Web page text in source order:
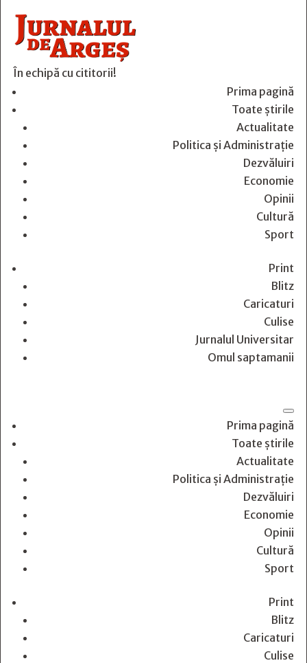
În echipă cu cititorii!
Prima pagină
Toate știrile
Actualitate
Politica și Administrație
Dezvăluiri
Economie
Opinii
Cultură
Sport
Print
Blitz
Caricaturi
Culise
Jurnalul Universitar
Omul saptamanii
Prima pagină
Toate știrile
Actualitate
Politica și Administrație
Dezvăluiri
Economie
Opinii
Cultură
Sport
Print
Blitz
Caricaturi
Culise